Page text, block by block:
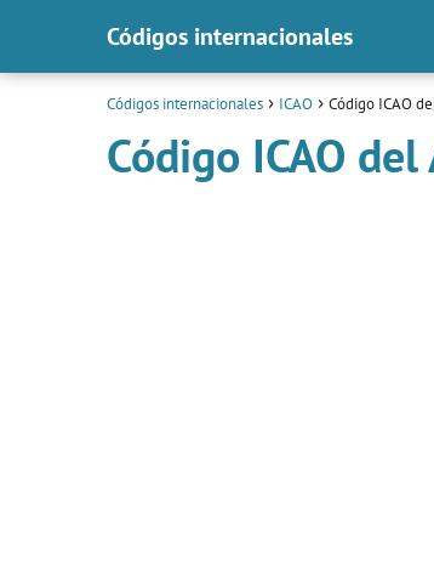
Códigos internacionales
Códigos internacionales ICAO Código ICAO
Código ICAO